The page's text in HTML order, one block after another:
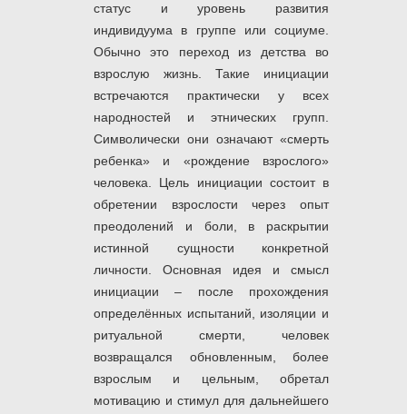
статус и уровень развития
индивидуума в группе или социуме.
Обычно это переход из детства во
взрослую жизнь. Такие инициации
встречаются практически у всех
народностей и этнических групп.
Символически они означают «смерть
ребенка» и «рождение взрослого»
человека. Цель инициации состоит в
обретении взрослости через опыт
преодолений и боли, в раскрытии
истинной сущности конкретной
личности. Основная идея и смысл
инициации – после прохождения
определённых испытаний, изоляции и
ритуальной смерти, человек
возвращался обновленным, более
взрослым и цельным, обретал
мотивацию и стимул для дальнейшего